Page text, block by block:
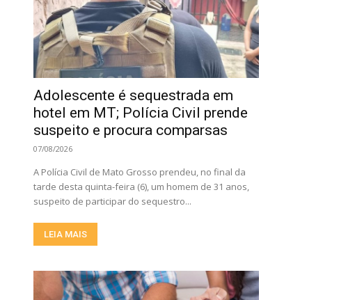
Adolescente é sequestrada em
hotel em MT; Polícia Civil prende
suspeito e procura comparsas
07/08/2026
A Polícia Civil de Mato Grosso prendeu, no final da
tarde desta quinta-feira (6), um homem de 31 anos,
suspeito de participar do sequestro...
LEIA MAIS